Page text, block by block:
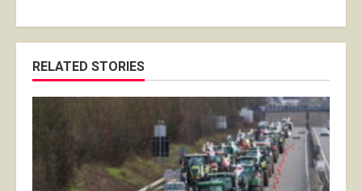
RELATED STORIES